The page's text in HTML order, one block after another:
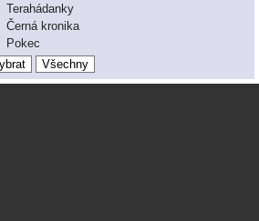
Terahádanky
Černá kronika
Pokec